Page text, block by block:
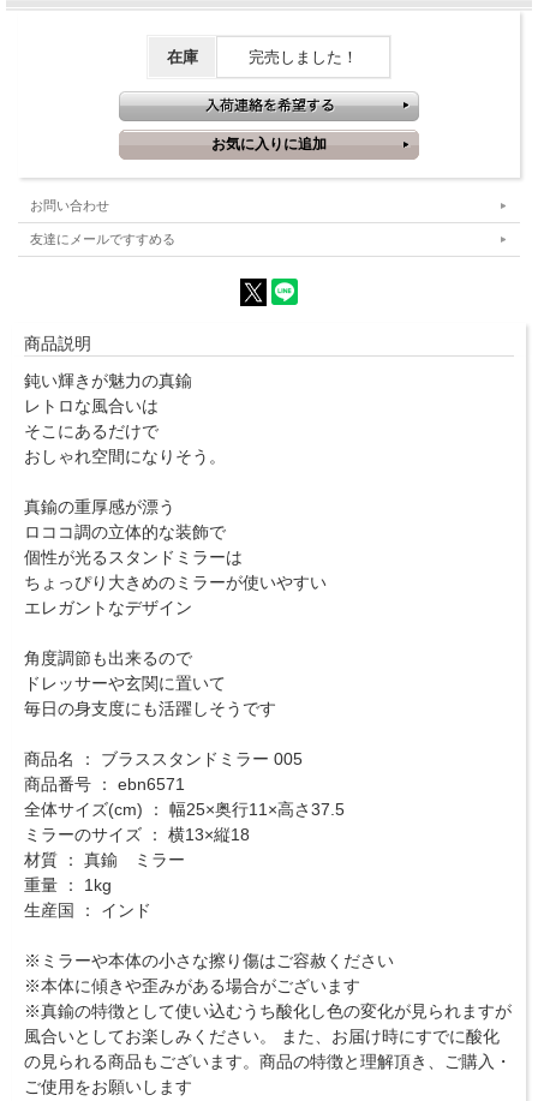
在庫 完売しました！
お問い合わせ
友達にメールですすめる
商品説明
鈍い輝きが魅力の真鍮
レトロな風合いは
そこにあるだけで
おしゃれ空間になりそう。
真鍮の重厚感が漂う
ロココ調の立体的な装飾で
個性が光るスタンドミラーは
ちょっぴり大きめのミラーが使いやすい
エレガントなデザイン
角度調節も出来るので
ドレッサーや玄関に置いて
毎日の身支度にも活躍しそうです
商品名 ： ブラススタンドミラー 005
商品番号 ： ebn6571
全体サイズ(cm) ： 幅25×奥行11×高さ37.5
ミラーのサイズ ： 横13×縦18
材質 ： 真鍮 ミラー
重量 ： 1kg
生産国 ： インド
※ミラーや本体の小さな擦り傷はご容赦ください
※本体に傾きや歪みがある場合がございます
※真鍮の特徴として使い込むうち酸化し色の変化が見られますが
風合いとしてお楽しみください。 また、お届け時にすでに酸化
の見られる商品もございます。商品の特徴と理解頂き、ご購入・
ご使用をお願いします